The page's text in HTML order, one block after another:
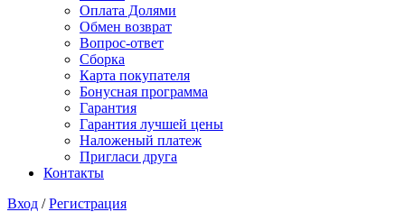
Оплата Долями
Обмен возврат
Вопрос-ответ
Сборка
Карта покупателя
Бонусная программа
Гарантия
Гарантия лучшей цены
Наложеный платеж
Пригласи друга
Контакты
Вход / Регистрация